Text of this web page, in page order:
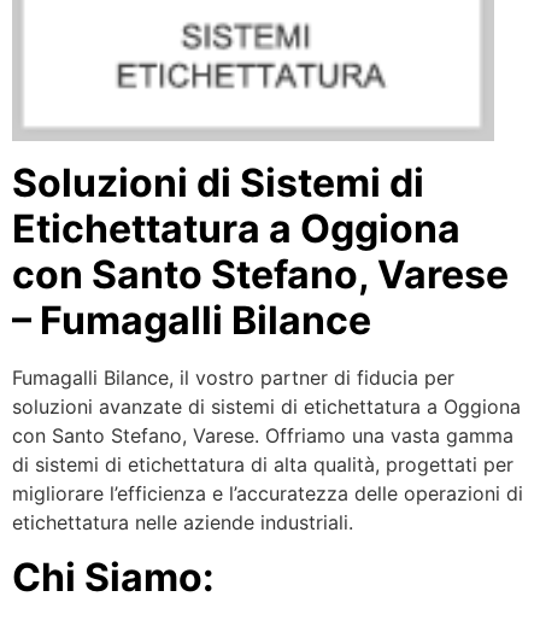
Soluzioni di Sistemi di
Etichettatura a Oggiona
con Santo Stefano, Varese
– Fumagalli Bilance
Fumagalli Bilance, il vostro partner di fiducia per
soluzioni avanzate di sistemi di etichettatura a Oggiona
con Santo Stefano, Varese. Offriamo una vasta gamma
di sistemi di etichettatura di alta qualità, progettati per
migliorare l’efficienza e l’accuratezza delle operazioni di
etichettatura nelle aziende industriali.
Chi Siamo: